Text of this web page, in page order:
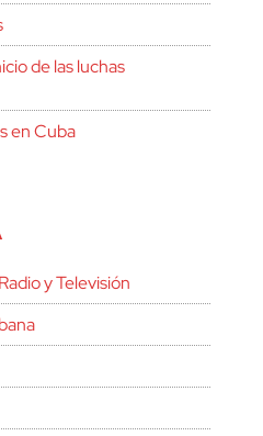
de las luchas
en Cuba
y Televisión